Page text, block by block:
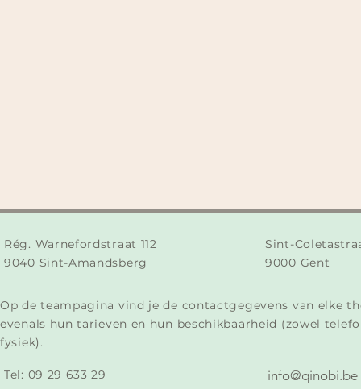
Rég. Warnefordstraat 112
9040 Sint-Amandsberg
Sint-
9000 Gent
Op de teampagina vind je de contactgegevens van elke
evenals hun tarieven en hun beschikbaarheid (zowel
fysiek).
Tel: 09 29 633 29​ info@qinobi.be